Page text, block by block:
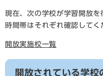
現在、次の学校が学習開放を
時間帯はそれぞれ確認してく
開放実施校一覧
開放されている学